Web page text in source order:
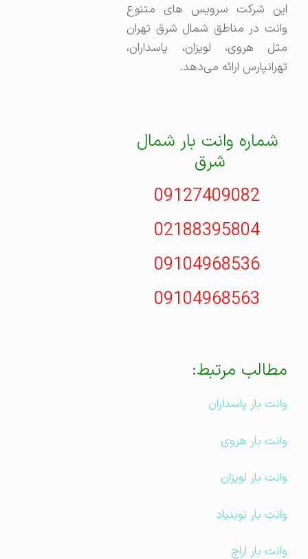
این شرکت سرویس‌ های متنوع
وانت در مناطق شمال شرق تهران
مثل هروی،‌ لویزان، پاسداران،
تهرانپارس ارائه می‌دهد.
شماره وانت بار شمال
شرق
09127409082
02188395804
09104968536
09104968563
مطالب مرتبط:
وانت بار پاسداران
وانت بار هروی
وانت بار لویزان
وانت بار نوبنیاد
وانت بار اراج